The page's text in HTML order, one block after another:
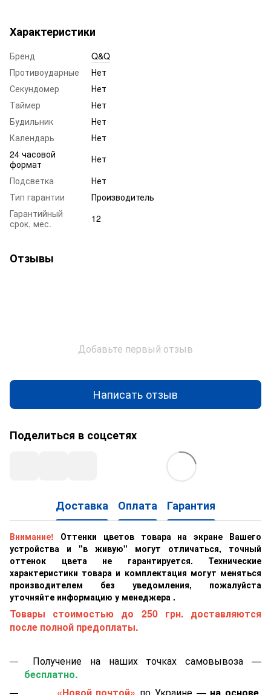
Характеристики
Бренд
Q&Q
Противоударные
Нет
Секундомер
Нет
Таймер
Нет
Будильник
Нет
Календарь
Нет
24 часовой
формат
Нет
Подсветка
Нет
Тип гарантии
Производитель
Гарантийный
срок, мес.
12
Отзывы
Добавьте первый отзыв
Написать отзыв
Поделиться в соцсетях
Доставка Оплата Гарантия
Внимание!
Оттенки цветов товара на экране Вашего
устройства и "в живую" могут отличаться, точный
оттенок цвета не гарантируется. Технические
характеристики товара и комплектация могут меняться
производителем без уведомления, пожалуйста
уточняйте информацию у менеджера .
Товары стоимостью до 250 грн. доставляются
после полной предоплаты.
Получение на наших точках самовывоза —
бесплатно.